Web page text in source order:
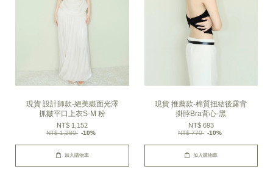
現貨 設計師款-絕美緞面光澤
抓皺平口上衣S-M 粉
NT$ 1,152
NT$ 1,280 -10%
加入購物車
現貨 推薦款-棉質扭結後露背
掛脖Bra背心-黑
NT$ 693
NT$ 770 -10%
加入購物車